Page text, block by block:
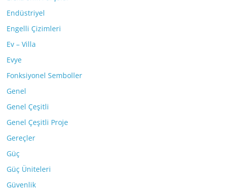
Endüstriyel
Engelli Çizimleri
Ev – Villa
Evye
Fonksiyonel Semboller
Genel
Genel Çeşitli
Genel Çeşitli Proje
Gereçler
Güç
Güç Üniteleri
Güvenlik